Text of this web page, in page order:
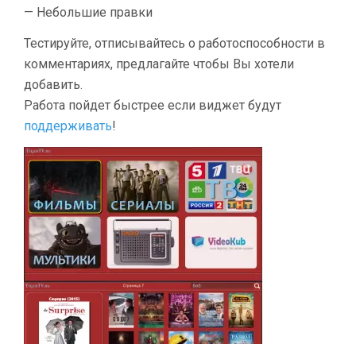
— Небольшие правки
Тестируйте, отписывайтесь о работоспособности в
комментариях, предлагайте чтобы Вы хотели
добавить.
Работа пойдет быстрее если виджет будут
поддерживать!